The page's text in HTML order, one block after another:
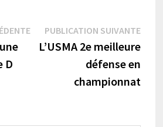
Publication
précédente :
D
PUBLICATION SUIVANTE
L’USMA 2e meilleure
défense en
championnat